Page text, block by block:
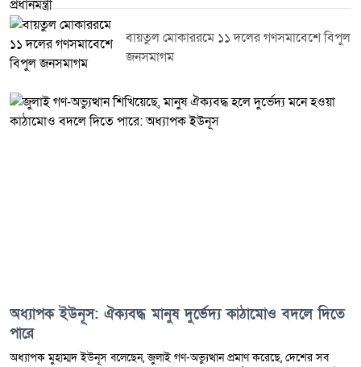
বায়তুল মোকাররমে ১১ দলের গণসমাবেশে বিপুল
জনসমাগম
অধ্যাপক ইউনূস: ঐক্যবদ্ধ মানুষ দুর্ভেদ্য কাঠামোও বদলে দিতে
পারে
অধ্যাপক মুহাম্মদ ইউনূস বলেছেন, জুলাই গণ-অভ্যুত্থান প্রমাণ করেছে, দেশের সব